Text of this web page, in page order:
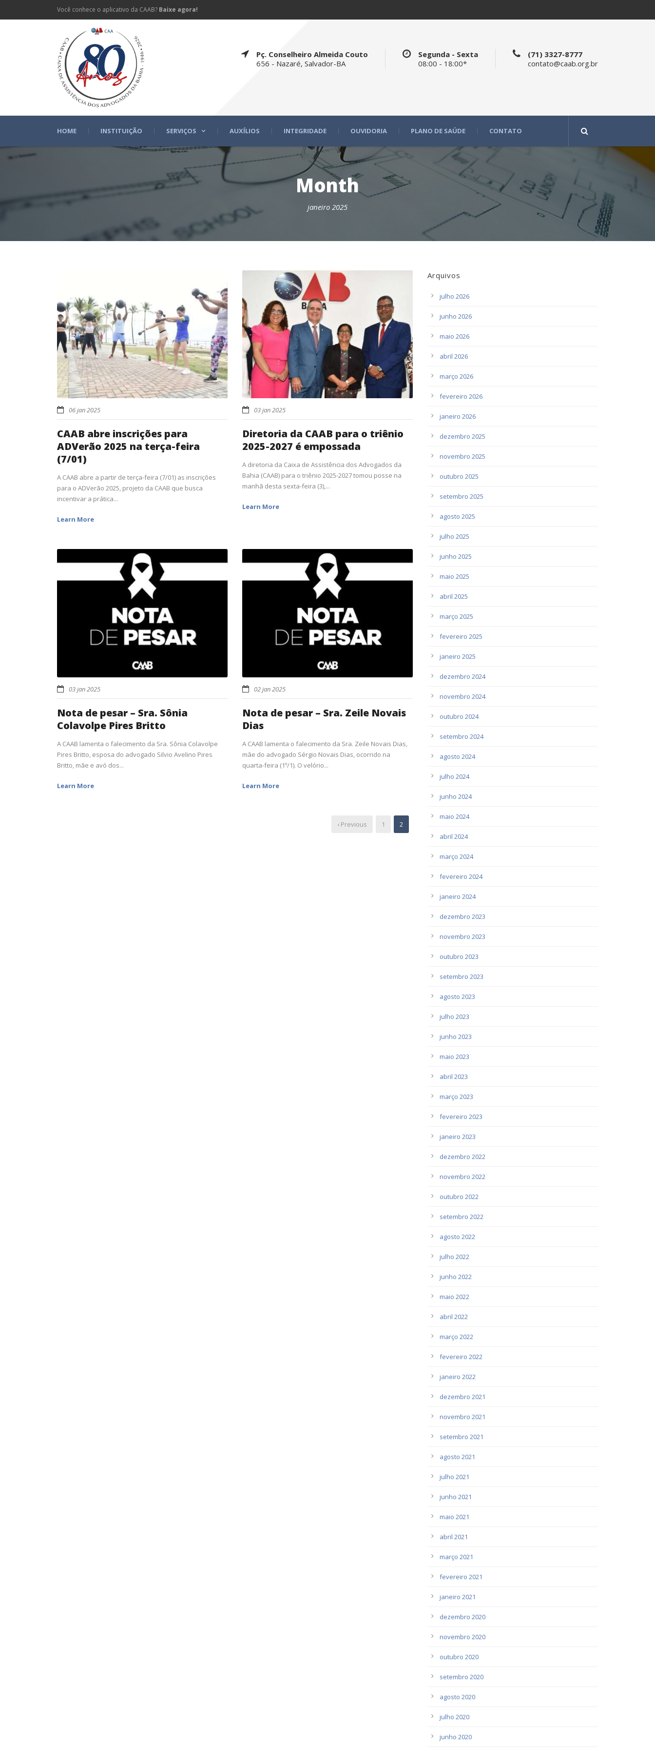
Você conhece o aplicativo da CAAB? Baixe agora!
Pç. Conselheiro Almeida Couto
656 - Nazaré, Salvador-BA
Segunda - Sexta
08:00 - 18:00*
(71) 3327-8777
contato@caab.org.br
HOME INSTITUIÇÃO SERVIÇOS AUXÍLIOS INTEGRIDADE OUVIDORIA PLANO DE SAÚDE CONTATO
Month
janeiro 2025
06 jan 2025
CAAB abre inscrições para
ADVerão 2025 na terça-feira
(7/01)
A CAAB abre a partir de terça-feira (7/01) as inscrições
para o ADVerão 2025, projeto da CAAB que busca
incentivar a prática...
Learn More
03 jan 2025
Diretoria da CAAB para o triênio
2025-2027 é empossada
A diretoria da Caixa de Assistência dos Advogados da
Bahia (CAAB) para o triênio 2025-2027 tomou posse na
manhã desta sexta-feira (3),...
Learn More
03 jan 2025
Nota de pesar – Sra. Sônia
Colavolpe Pires Britto
A CAAB lamenta o falecimento da Sra. Sônia Colavolpe
Pires Britto, esposa do advogado Silvio Avelino Pires
Britto, mãe e avó dos...
Learn More
02 jan 2025
Nota de pesar – Sra. Zeile Novais
Dias
A CAAB lamenta o falecimento da Sra. Zeile Novais Dias,
mãe do advogado Sérgio Novais Dias, ocorrido na
quarta-feira (1º/1). O velório...
Learn More
‹ Previous 1 2
Arquivos
julho 2026
junho 2026
maio 2026
abril 2026
março 2026
fevereiro 2026
janeiro 2026
dezembro 2025
novembro 2025
outubro 2025
setembro 2025
agosto 2025
julho 2025
junho 2025
maio 2025
abril 2025
março 2025
fevereiro 2025
janeiro 2025
dezembro 2024
novembro 2024
outubro 2024
setembro 2024
agosto 2024
julho 2024
junho 2024
maio 2024
abril 2024
março 2024
fevereiro 2024
janeiro 2024
dezembro 2023
novembro 2023
outubro 2023
setembro 2023
agosto 2023
julho 2023
junho 2023
maio 2023
abril 2023
março 2023
fevereiro 2023
janeiro 2023
dezembro 2022
novembro 2022
outubro 2022
setembro 2022
agosto 2022
julho 2022
junho 2022
maio 2022
abril 2022
março 2022
fevereiro 2022
janeiro 2022
dezembro 2021
novembro 2021
setembro 2021
agosto 2021
julho 2021
junho 2021
maio 2021
abril 2021
março 2021
fevereiro 2021
janeiro 2021
dezembro 2020
novembro 2020
outubro 2020
setembro 2020
agosto 2020
julho 2020
junho 2020